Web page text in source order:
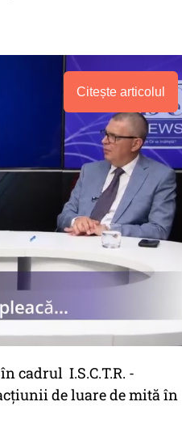
Citește articolul
cadrul I.S.C.T.R. -
de luare de mită în